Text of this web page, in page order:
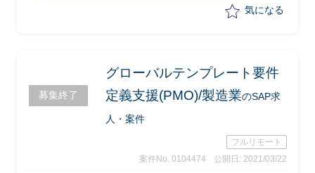
・領域内でのリソース計画の策定サポー
気になる
募集終了
グローバルテンプレート要件
定義支援(PMO)/製造業のSAP求
人・案件
フルリモート
案件No. 0104474
公開日: 2021/03/22